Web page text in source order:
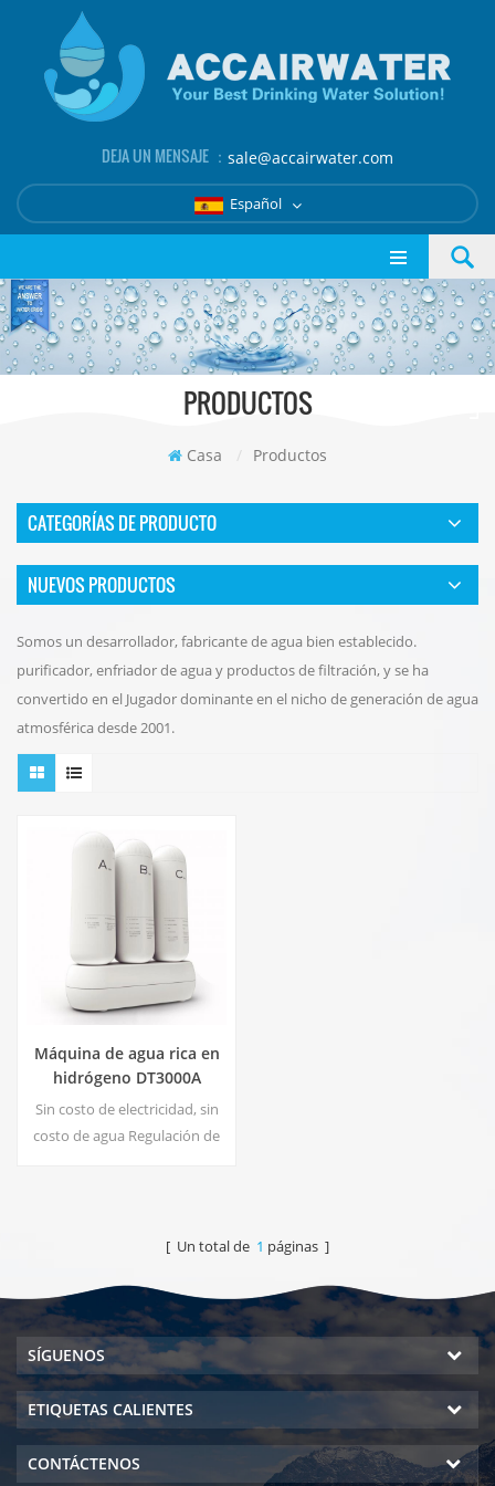
DEJA UN MENSAJE ： sale@accairwater.com
Español
PRODUCTOS
Casa / Productos
CATEGORÍAS DE PRODUCTO
NUEVOS PRODUCTOS
Somos un desarrollador, fabricante de agua bien establecido.
purificador, enfriador de agua y productos de filtración, y se ha
convertido en el Jugador dominante en el nicho de generación de agua
atmosférica desde 2001.
Máquina de agua rica en
hidrógeno DT3000A
Sin costo de electricidad, sin
costo de agua Regulación de
ambiente. Esterilización en
Energize Sin contaminación
secundaria, sin olor peculiar
[ Un total de 1 páginas ]
SÍGUENOS
ETIQUETAS CALIENTES
CONTÁCTENOS